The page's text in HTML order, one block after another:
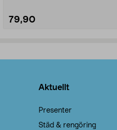
79,90
Aktuellt
Presenter
Städ & rengöring